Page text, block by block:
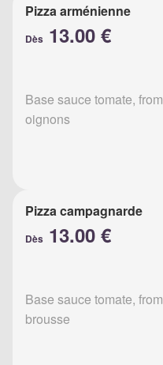
Pizza arménienne
Dès 13.00 €
Base sauce tomate,
oignons
Pizza campagnarde
Dès 13.00 €
Base sauce tomate,
brousse